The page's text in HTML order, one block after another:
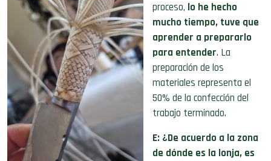
proceso, lo he hecho
mucho tiempo, tuve que
aprender a prepararlo
para entender. La
preparación de los
materiales representa el
50% de la confección del
trabajo terminado.
E: ¿De acuerdo a la zona
de dónde es la lonja, es